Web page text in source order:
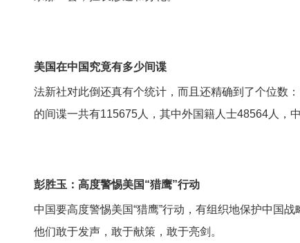
美国在中国究竟有多少间谍
法新社对此倒还真有个统计，而且还精确到了个位数
的间谍一共有115675人，其中外国籍人士48564人，
彭胜玉：高度警惕美国“猎鹰”行动
中国要高度警惕美国“猎鹰”行动，有组织地保护中国
他们敢于发声，敢于献策，敢于亮剑。